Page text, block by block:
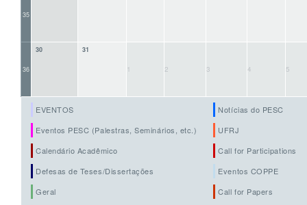
35
36
30 31
1 2 3 4 5
EVENTOS
Notícias do PESC
Eventos PESC (Palestras, Seminários, etc.)
UFRJ
Calendário Acadêmico
Call for Participations
Defesas de Teses/Dissertações
Eventos COPPE
Geral
Call for Papers